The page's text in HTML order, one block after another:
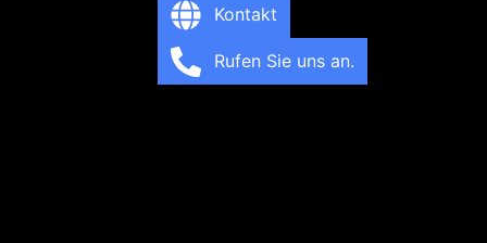
Kontakt
Rufen Sie uns an.